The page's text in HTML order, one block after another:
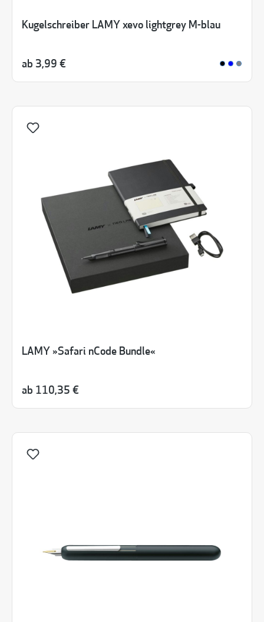
Kugelschreiber LAMY xevo lightgrey M-blau
ab 3,99 €
LAMY »Safari nCode Bundle«
ab 110,35 €